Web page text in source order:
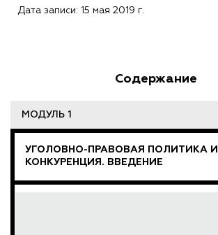
Дата записи: 15 мая 2019 г.
Содержание
МОДУЛЬ 1
УГОЛОВНО-ПРАВОВАЯ ПОЛИТИКА И
КОНКУРЕНЦИЯ. ВВЕДЕНИЕ